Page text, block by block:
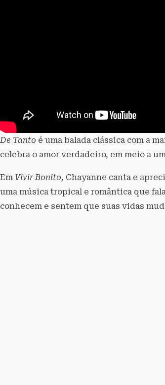
De Tanto é uma balada clássica com a
celebra o amor verdadeiro, em meio a
Em Vivir Bonito, Chayanne canta e
uma música tropical e romântica que
conhecem e sentem que suas vidas